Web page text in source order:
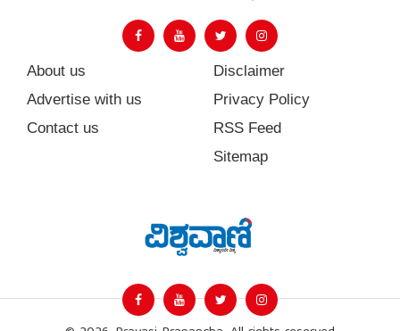
About us
Advertise with us
Contact us
Disclaimer
Privacy Policy
RSS Feed
Sitemap